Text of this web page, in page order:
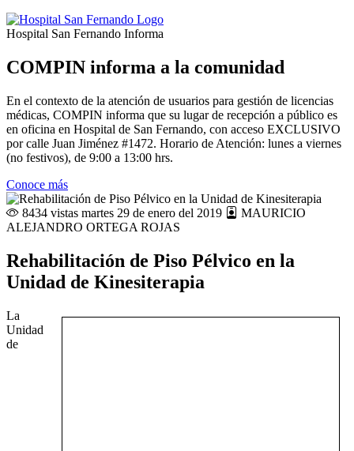
Hospital San Fernando Informa
COMPIN informa a la comunidad
En el contexto de la atención de usuarios para gestión de licencias
médicas, COMPIN informa que su lugar de recepción a público es
en oficina en Hospital de San Fernando, con acceso EXCLUSIVO
por calle Juan Jiménez #1472. Horario de Atención: lunes a viernes
(no festivos), de 9:00 a 13:00 hrs.
Conoce más
8434 vistas martes 29 de enero del 2019
MAURICIO
ALEJANDRO ORTEGA ROJAS
Rehabilitación de Piso Pélvico en la
Unidad de Kinesiterapia
La
Unidad
de